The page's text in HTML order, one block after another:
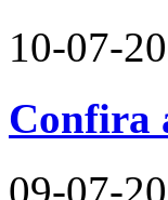
10-07-
Confira
09-07-